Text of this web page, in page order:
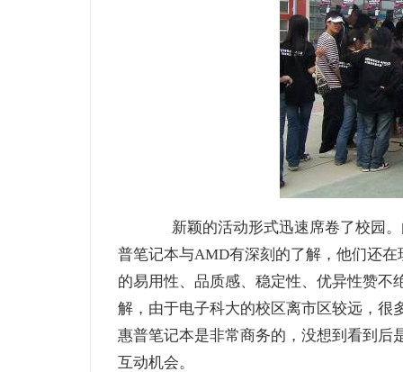
新颖的活动形式迅速席卷了校园。
普笔记本与AMD有深刻的了解，他们还
的易用性、品质感、稳定性、优异性赞
解，由于电子科大的校区离市区较远，很
惠普笔记本是非常商务的，没想到看到后
互动机会。